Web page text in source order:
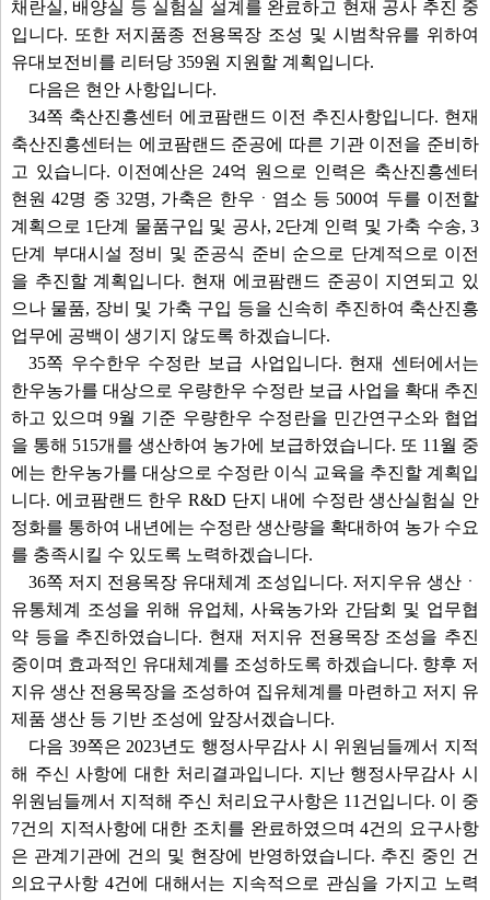
채란실, 배양실 등 실험실 설계를 완료하고 현재 공사 추진 중
입니다. 또한 저지품종 전용목장 조성 및 시범착유를 위하여
유대보전비를 리터당 359원 지원할 계획입니다.
다음은 현안 사항입니다.
34쪽 축산진흥센터 에코팜랜드 이전 추진사항입니다. 현재
축산진흥센터는 에코팜랜드 준공에 따른 기관 이전을 준비하
고 있습니다. 이전예산은 24억 원으로 인력은 축산진흥센터
현원 42명 중 32명, 가축은 한우ㆍ염소 등 500여 두를 이전할
계획으로 1단계 물품구입 및 공사, 2단계 인력 및 가축 수송, 3
단계 부대시설 정비 및 준공식 준비 순으로 단계적으로 이전
을 추진할 계획입니다. 현재 에코팜랜드 준공이 지연되고 있
으나 물품, 장비 및 가축 구입 등을 신속히 추진하여 축산진흥
업무에 공백이 생기지 않도록 하겠습니다.
35쪽 우수한우 수정란 보급 사업입니다. 현재 센터에서는
한우농가를 대상으로 우량한우 수정란 보급 사업을 확대 추진
하고 있으며 9월 기준 우량한우 수정란을 민간연구소와 협업
을 통해 515개를 생산하여 농가에 보급하였습니다. 또 11월 중
에는 한우농가를 대상으로 수정란 이식 교육을 추진할 계획입
니다. 에코팜랜드 한우 R&D 단지 내에 수정란 생산실험실 안
정화를 통하여 내년에는 수정란 생산량을 확대하여 농가 수요
를 충족시킬 수 있도록 노력하겠습니다.
36쪽 저지 전용목장 유대체계 조성입니다. 저지우유 생산ㆍ
유통체계 조성을 위해 유업체, 사육농가와 간담회 및 업무협
약 등을 추진하였습니다. 현재 저지유 전용목장 조성을 추진
중이며 효과적인 유대체계를 조성하도록 하겠습니다. 향후 저
지유 생산 전용목장을 조성하여 집유체계를 마련하고 저지 유
제품 생산 등 기반 조성에 앞장서겠습니다.
다음 39쪽은 2023년도 행정사무감사 시 위원님들께서 지적
해 주신 사항에 대한 처리결과입니다. 지난 행정사무감사 시
위원님들께서 지적해 주신 처리요구사항은 11건입니다. 이 중
7건의 지적사항에 대한 조치를 완료하였으며 4건의 요구사항
은 관계기관에 건의 및 현장에 반영하였습니다. 추진 중인 건
의요구사항 4건에 대해서는 지속적으로 관심을 가지고 노력